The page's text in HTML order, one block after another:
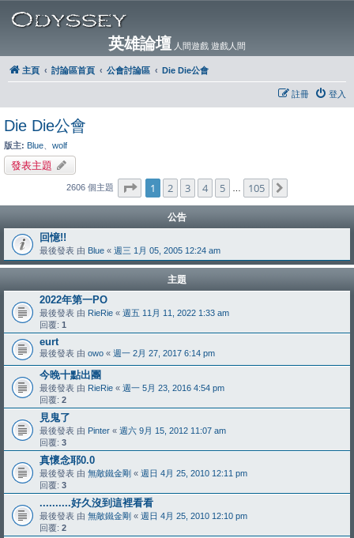
英雄論壇 人間遊戲 遊戲人間
主頁 討論區首頁 公會討論區 Die Die公會
登入
註冊
Die Die公會
版主: Blue wolf
發表主題
2606 個主題 1 頁 (共105頁)
1 2 3 4 5 105
公告
回憶!!
最後發表 由 Blue « 週三 1月 05, 2005 12:24 am
主題
2022年第一PO
最後發表 由 RieRie « 週五 11月 11, 2022 1:33 am
回覆: 1
eurt
最後發表 由 owo « 週一 2月 27, 2017 6:14 pm
今晚十點出團
最後發表 由 RieRie « 週一 5月 23, 2016 4:54 pm
回覆: 2
見鬼了
最後發表 由 Pinter « 週六 9月 15, 2012 11:07 am
回覆: 3
真懷念耶0.0
最後發表 由 無敵鐵金剛 « 週日 4月 25, 2010 12:11 pm
回覆: 3
..........好久沒到這裡看看
最後發表 由 無敵鐵金剛 « 週日 4月 25, 2010 12:10 pm
回覆: 2